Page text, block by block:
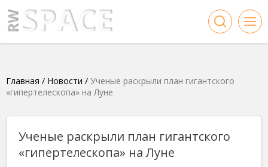
Главная / Новости / Ученые раскрыли план гигантского
«гипертелескопа» на Луне
Ученые раскрыли план гигантского
«гипертелескопа» на Луне